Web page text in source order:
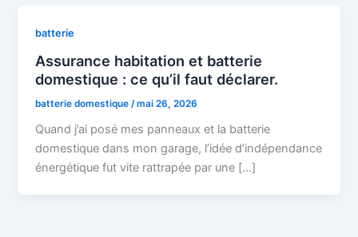
batterie
Assurance habitation et batterie
domestique : ce qu’il faut déclarer.
batterie domestique /mai 26, 2026
Quand j’ai posé mes panneaux et la batterie
domestique dans mon garage, l’idée d’indépendance
énergétique fut vite rattrapée par une […]